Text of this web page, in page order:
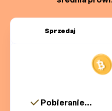
Sprzedaj
Pobieranie...